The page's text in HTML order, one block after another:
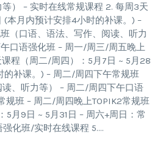
） – 实时在线常规课程 2. 每周3天
本月内预计安排4小时的补课。) –
（口语、语法、写作、阅读、听力
口语强化班 – 周一/周三/周五晚上
程（周二/周四）：5月7日 ~ 5月28
的补课。) – 周二/周四下午常规班
读、听力等） – 周二/周四下午口语
规班 – 周二/周四晚上TOPIK2常规班
5月9日 ~ 5月31日 – 周六+周日：常
化班/实时在线课程 5….